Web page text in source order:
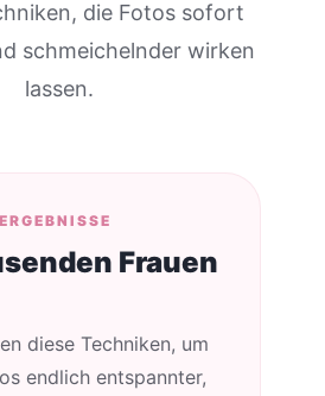
die Fotos sofort
schmeichelnder wirken
lassen.
Frauen
diese Techniken, um
endlich entspannter,